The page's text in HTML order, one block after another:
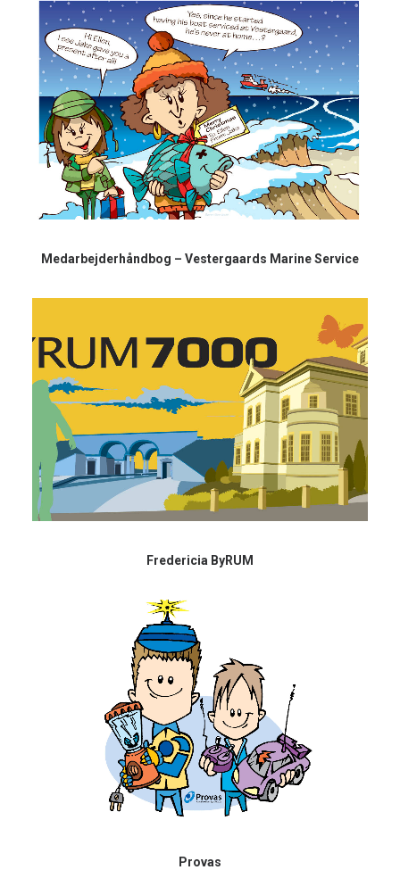
Medarbejderhåndbog – Vestergaards Marine Service
Fredericia ByRUM
Provas